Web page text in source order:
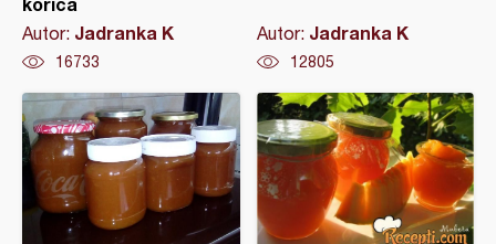
Autor: Jadranka K
16733
Autor: Jadranka K
12805